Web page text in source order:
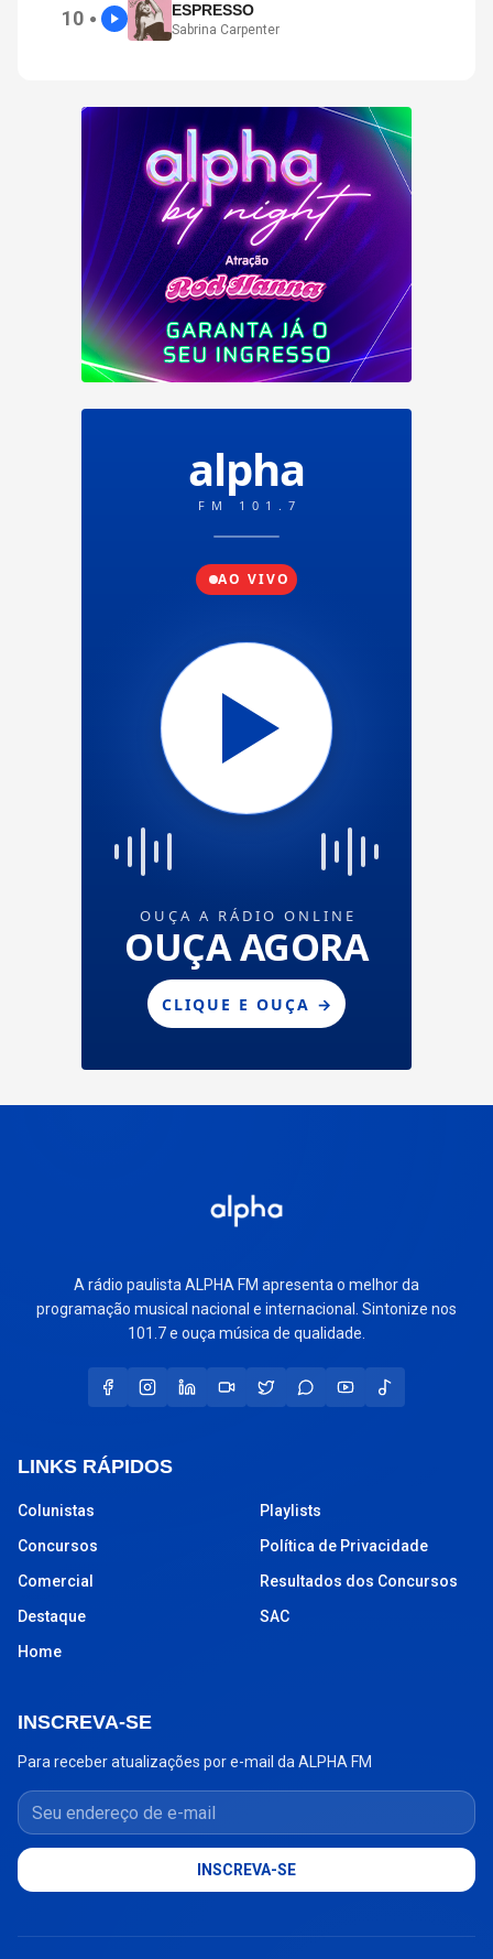
10 ● ESPRESSO
Sabrina Carpenter
A rádio paulista ALPHA FM apresenta o melhor da
programação musical nacional e internacional. Sintonize nos
101.7 e ouça música de qualidade.
LINKS RÁPIDOS
Colunistas
Concursos
Comercial
Destaque
Home
Playlists
Política de Privacidade
Resultados dos Concursos
SAC
INSCREVA-SE
Para receber atualizações por e-mail da ALPHA FM
Seu endereço de e-mail
INSCREVA-SE